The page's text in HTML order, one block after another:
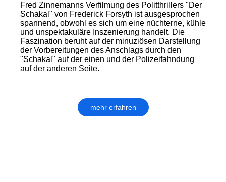
Fred Zinnemanns Verfilmung des Politthrillers "Der
Schakal" von Frederick Forsyth ist ausgesprochen
spannend, obwohl es sich um eine nüchterne, kühle
und unspektakuläre Inszenierung handelt. Die
Faszination beruht auf der minuziösen Darstellung
der Vorbereitungen des Anschlags durch den
"Schakal" auf der einen und der Polizeifahndung
auf der anderen Seite.
mehr erfahren